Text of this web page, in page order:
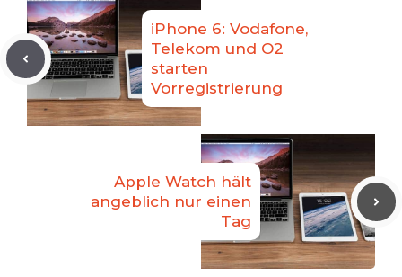
iPhone 6: Vodafone,
Telekom und O2
starten
Vorregistrierung
Apple Watch hält
angeblich nur einen
Tag